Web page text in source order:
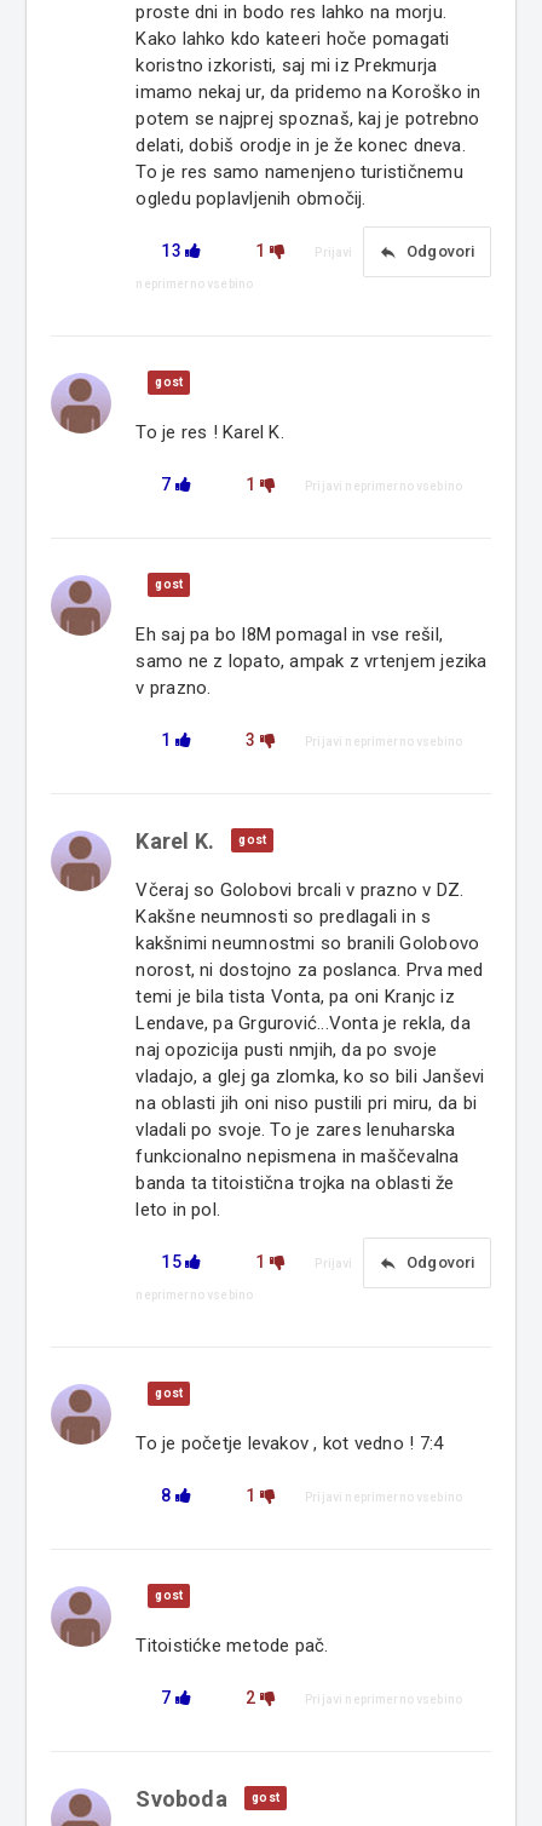
proste dni in bodo res lahko na morju.
Kako lahko kdo kateeri hoče pomagati
koristno izkoristi, saj mi iz Prekmurja
imamo nekaj ur, da pridemo na Koroško in
potem se najprej spoznaš, kaj je potrebno
delati, dobiš orodje in je že konec dneva.
To je res samo namenjeno turističnemu
ogledu poplavljenih območij.
13 1 reply Odgovori
Prijavi
neprimerno vsebino
gost
To je res ! Karel K.
7 1 Prijavi neprimerno vsebino
gost
Eh saj pa bo I8M pomagal in vse rešil,
samo ne z lopato, ampak z vrtenjem jezika
v prazno.
1 3 Prijavi neprimerno vsebino
Karel K. gost
Včeraj so Golobovi brcali v prazno v DZ.
Kakšne neumnosti so predlagali in s
kakšnimi neumnostmi so branili Golobovo
norost, ni dostojno za poslanca. Prva med
temi je bila tista Vonta, pa oni Kranjc iz
Lendave, pa Grgurović...Vonta je rekla, da
naj opozicija pusti nmjih, da po svoje
vladajo, a glej ga zlomka, ko so bili Janševi
na oblasti jih oni niso pustili pri miru, da bi
vladali po svoje. To je zares lenuharska
funkcionalno nepismena in maščevalna
banda ta titoistična trojka na oblasti že
leto in pol.
15 1 reply Odgovori
Prijavi
neprimerno vsebino
gost
To je početje levakov , kot vedno ! 7:4
8 1 Prijavi neprimerno vsebino
gost
Titoistićke metode pač.
7 2 Prijavi neprimerno vsebino
Svoboda gost